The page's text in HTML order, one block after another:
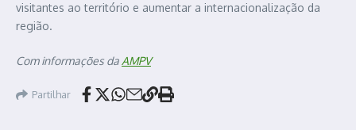
visitantes ao território e aumentar a internacionalização da
região.
Com informações da AMPV
Partilhar